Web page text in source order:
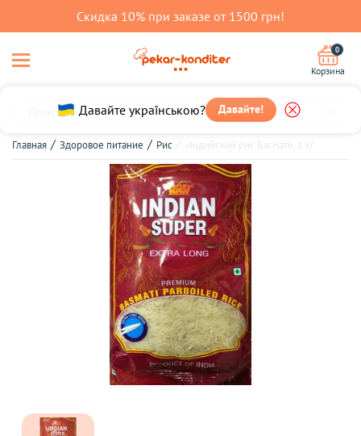
Скидка 10% при заказе от 1500 грн!
Давайте українською? Давайте!
0
Корзина
Главная Здоровое питание Рис